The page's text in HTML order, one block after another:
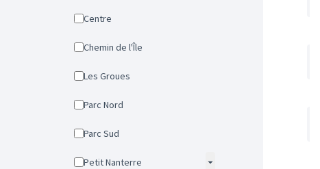
Centre
Chemin de l'Île
Les Groues
Parc Nord
Parc Sud
Petit Nanterre